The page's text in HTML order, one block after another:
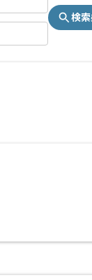
検